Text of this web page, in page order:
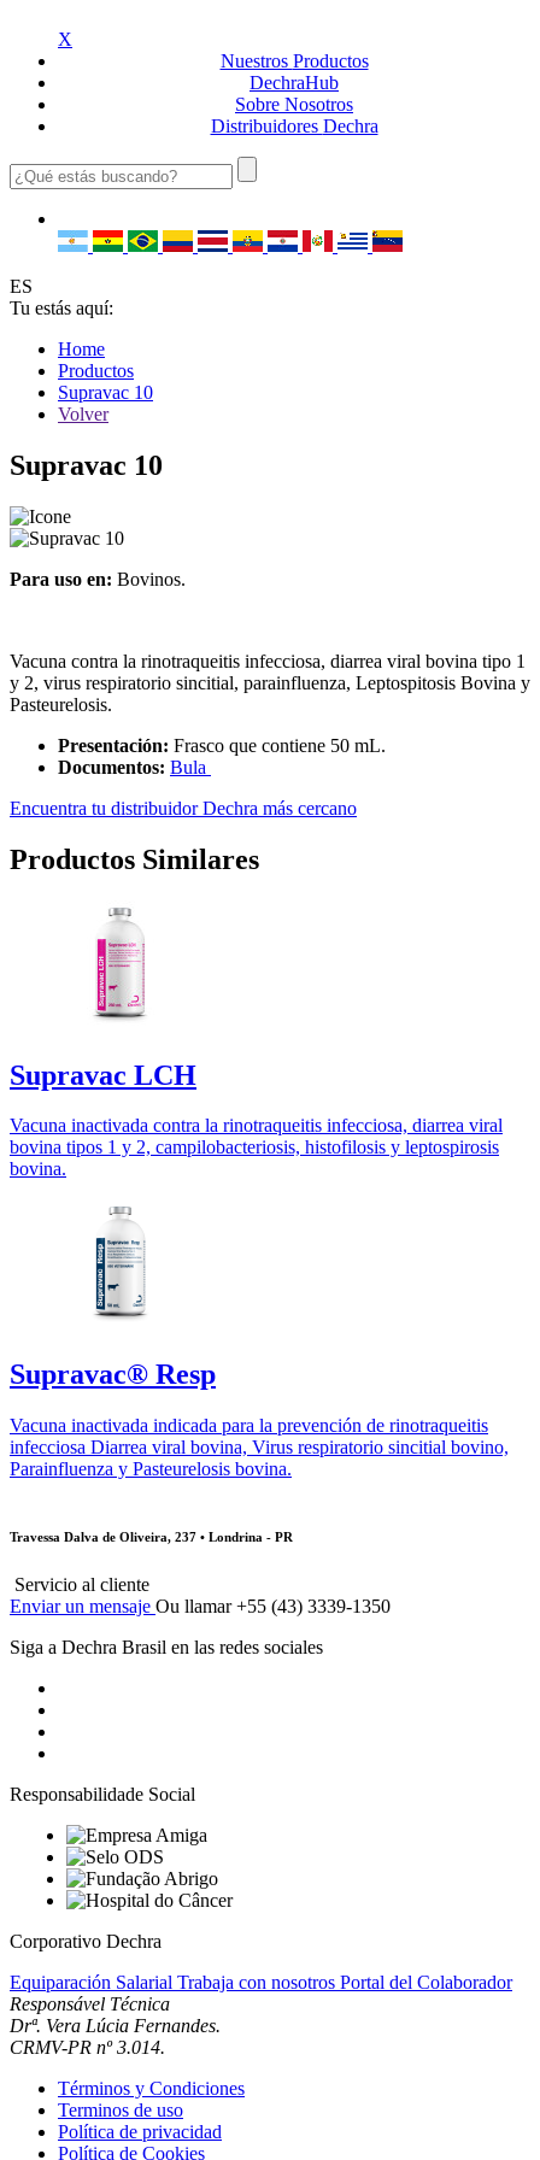
X
Nuestros Productos
DechraHub
Sobre Nosotros
Distribuidores Dechra
ES
Tu estás aquí:
Home
Productos
Supravac 10
Volver
Supravac 10
Para uso en: Bovinos.
Vacuna contra la rinotraqueitis infecciosa, diarrea viral bovina tipo 1
y 2, virus respiratorio sincitial, parainfluenza, Leptospitosis Bovina y
Pasteurelosis.
Presentación: Frasco que contiene 50 mL.
Documentos: Bula
Encuentra tu distribuidor Dechra más cercano
Productos Similares
Supravac LCH
Vacuna inactivada contra la rinotraqueitis infecciosa, diarrea viral
bovina tipos 1 y 2, campilobacteriosis, histofilosis y leptospirosis
bovina.
Supravac® Resp
Vacuna inactivada indicada para la prevención de rinotraqueitis
infecciosa Diarrea viral bovina, Virus respiratorio sincitial bovino,
Parainfluenza y Pasteurelosis bovina.
Travessa Dalva de Oliveira, 237 • Londrina - PR
Servicio al cliente
Enviar un mensaje Ou llamar +55 (43) 3339-1350
Siga a Dechra Brasil en las redes sociales
Responsabilidade Social
Corporativo Dechra
Equiparación Salarial Trabaja con nosotros Portal del Colaborador
Responsável Técnica
Drª. Vera Lúcia Fernandes.
CRMV-PR nº 3.014.
Términos y Condiciones
Terminos de uso
Política de privacidad
Política de Cookies